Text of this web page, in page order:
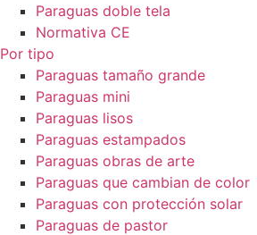
Paraguas doble tela
Normativa CE
Por tipo
Paraguas tamaño grande
Paraguas mini
Paraguas lisos
Paraguas estampados
Paraguas obras de arte
Paraguas que cambian de color
Paraguas con protección solar
Paraguas de pastor